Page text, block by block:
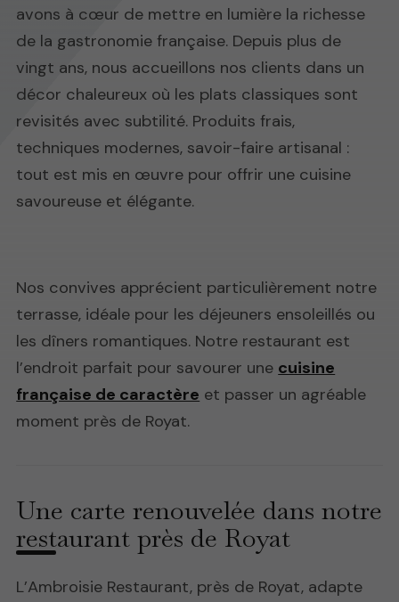
avons à cœur de mettre en lumière la richesse
de la gastronomie française. Depuis plus de
vingt ans, nous accueillons nos clients dans un
décor chaleureux où les plats classiques sont
revisités avec subtilité. Produits frais,
techniques modernes, savoir-faire artisanal :
tout est mis en œuvre pour offrir une cuisine
savoureuse et élégante.
Nos convives apprécient particulièrement notre
terrasse, idéale pour les déjeuners ensoleillés ou
les dîners romantiques. Notre restaurant est
l’endroit parfait pour savourer une cuisine
française de caractère et passer un agréable
moment près de Royat.
Une carte renouvelée dans notre
restaurant près de Royat
L’Ambroisie Restaurant, près de Royat, adapte